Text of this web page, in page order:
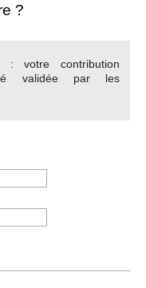
?
votre contribution
validée par les